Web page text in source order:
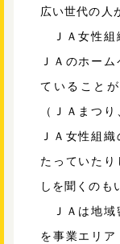
広い世代の人
ＪＡ女性組
ＪＡのホー
ていること
（ＪＡまつ
ＪＡ女性組
たっていた
しを聞くのも
ＪＡは地域
を事業エリ